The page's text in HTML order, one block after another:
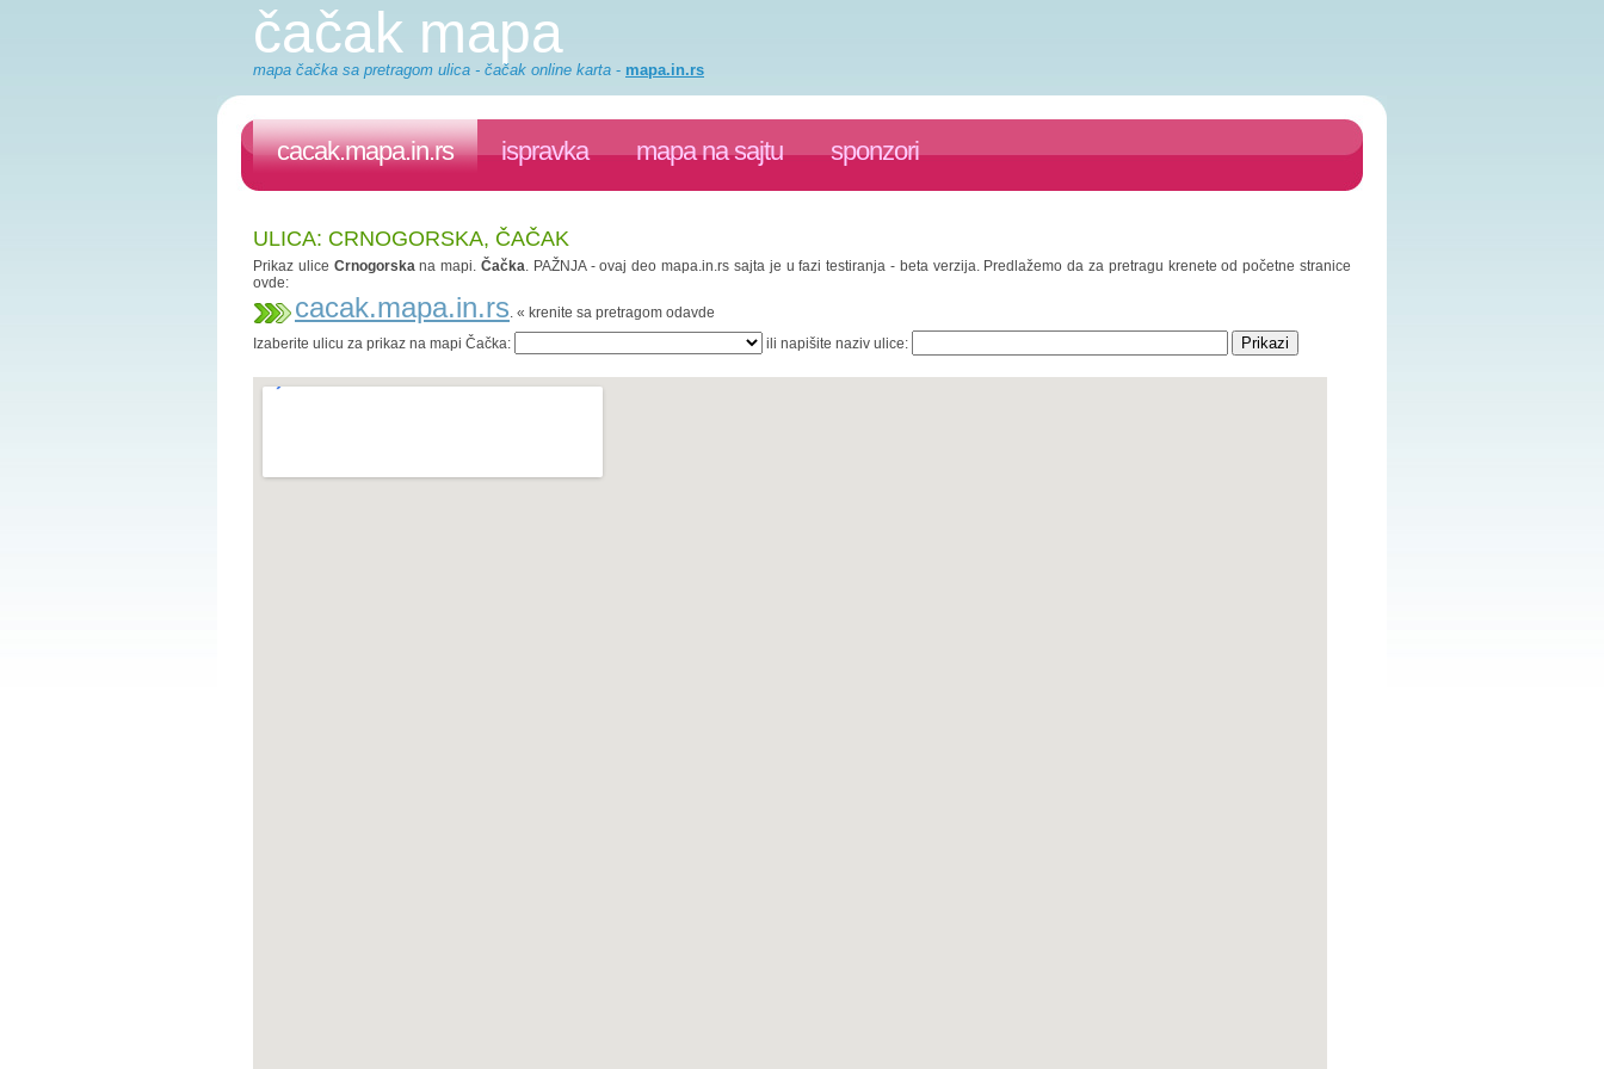
čačak mapa
mapa čačka sa pretragom ulica - čačak online karta - mapa.in.rs
cacak.mapa.in.rs ispravka mapa na sajtu sponzori
ULICA: CRNOGORSKA, ČAČAK
Prikaz ulice Crnogorskana mapi.Čačka. PAŽNJA - ovaj deo mapa.in.rs sajta je u fazi testiranja - beta verzija. Predlažemo da za pretragu krenete od početne stranice
ovde:
cacak.mapa.in.rs. « krenite sa pretragom odavde
Izaberite ulicu za prikaz na mapi Čačka:
ili napišite naziv ulice: